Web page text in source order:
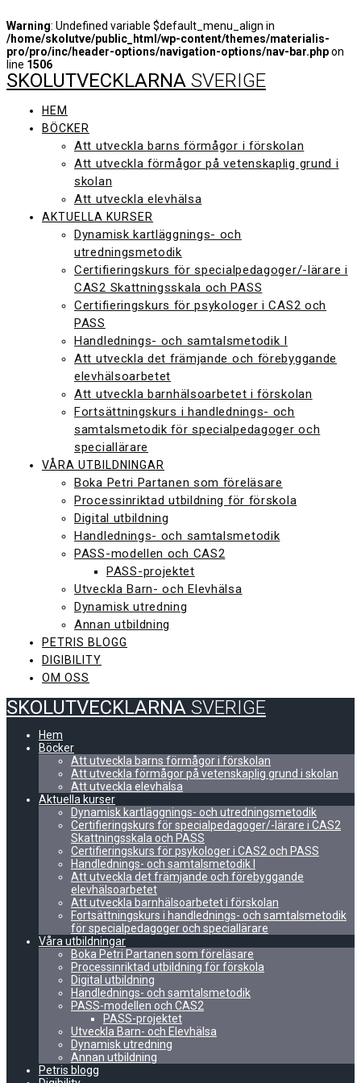
Warning: Undefined variable $default_menu_align in
/home/skolutve/public_html/wp-content/themes/materialis-
pro/pro/inc/header-options/navigation-options/nav-bar.phpon
line 1506
Hoppa
till
SKOLUTVECKLARNA SVERIGE
HEM
BÖCKER
Att utveckla barns förmågor i förskolan
Att utveckla förmågor på vetenskaplig grund i
skolan
Att utveckla elevhälsa
AKTUELLA KURSER
Dynamisk kartläggnings- och
utredningsmetodik
Certifieringskurs för specialpedagoger/-lärare i
CAS2 Skattningsskala och PASS
Certifieringskurs för psykologer i CAS2 och
PASS
Handlednings- och samtalsmetodik I
Att utveckla det främjande och förebyggande
elevhälsoarbetet
Att utveckla barnhälsoarbetet i förskolan
Fortsättningskurs i handlednings- och
samtalsmetodik för specialpedagoger och
speciallärare
VÅRA UTBILDNINGAR
Boka Petri Partanen som föreläsare
Processinriktad utbildning för förskola
Digital utbildning
Handlednings- och samtalsmetodik
PASS-modellen och CAS2
PASS-projektet
Utveckla Barn- och Elevhälsa
Dynamisk utredning
Annan utbildning
PETRIS BLOGG
DIGIBILITY
OM OSS
SKOLUTVECKLARNA SVERIGE
Hem
Böcker
Att utveckla barns förmågor i förskolan
Att utveckla förmågor på vetenskaplig grund i skolan
Att utveckla elevhälsa
Aktuella kurser
Dynamisk kartläggnings- och utredningsmetodik
Certifieringskurs för specialpedagoger/-lärare i CAS2
Skattningsskala och PASS
Certifieringskurs för psykologer i CAS2 och PASS
Handlednings- och samtalsmetodik I
Att utveckla det främjande och förebyggande
elevhälsoarbetet
Att utveckla barnhälsoarbetet i förskolan
Fortsättningskurs i handlednings- och samtalsmetodik
för specialpedagoger och speciallärare
Våra utbildningar
Boka Petri Partanen som föreläsare
Processinriktad utbildning för förskola
Digital utbildning
Handlednings- och samtalsmetodik
PASS-modellen och CAS2
PASS-projektet
Utveckla Barn- och Elevhälsa
Dynamisk utredning
Annan utbildning
Petris blogg